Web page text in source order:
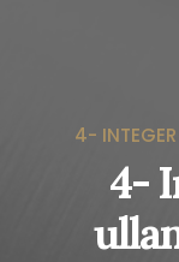
4- INTEGER
4-